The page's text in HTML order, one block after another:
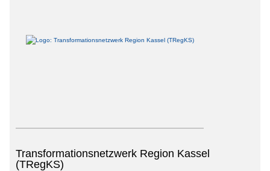
Transformationsnetzwerk Region Kassel
(TRegKS)